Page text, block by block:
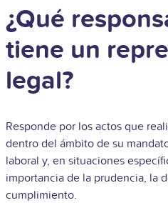
¿Qué
tiene un
legal?
Responde por los actos que
dentro del ámbito de su
laboral y, en situaciones
importancia de la prudencia, la
cumplimiento.